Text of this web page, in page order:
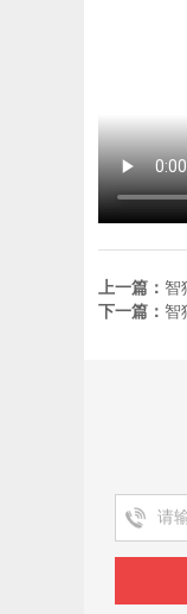
上一篇： 智
下一篇： 智